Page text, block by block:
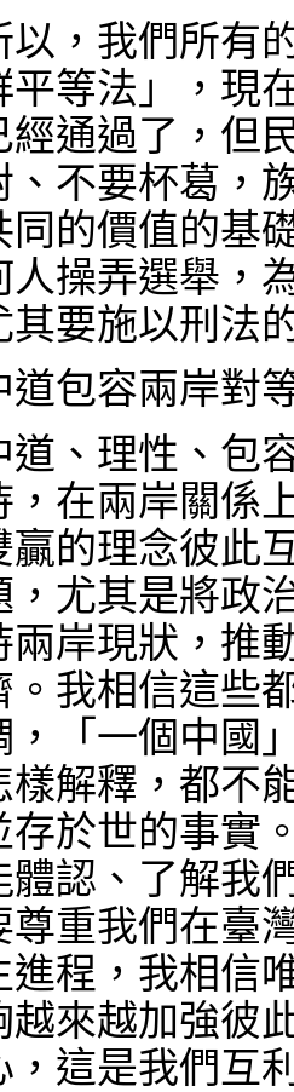
以，我們所有
平等法」，現
經通過了，但
、不要杯葛，
同的價值的基
人操弄選舉，
其要施以刑法
道包容兩岸對
道、理性、包
，在兩岸關係
贏的理念彼此
，尤其是將政
兩岸現狀，推
。我相信這些
，「一個中國
樣解釋，都不
存於世的事實
體認、了解我
尊重我們在臺
進程，我相信
越來越加強彼
，這是我們互